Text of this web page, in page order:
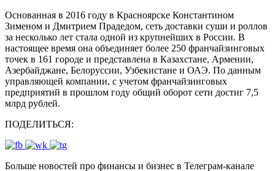
Основанная в 2016 году в Красноярске Константином
Зименом и Дмитрием Прадедом, сеть доставки суши и роллов
за несколько лет стала одной из крупнейших в России. В
настоящее время она объединяет более 250 франчайзинговых
точек в 161 городе и представлена в Казахстане, Армении,
Азербайджане, Белоруссии, Узбекистане и ОАЭ. По данным
управляющей компании, с учетом франчайзинговых
предприятий в прошлом году общий оборот сети достиг 7,5
млрд рублей.
ПОДЕЛИТЬСЯ:
Больше новостей про финансы и бизнес в Телеграм-канале